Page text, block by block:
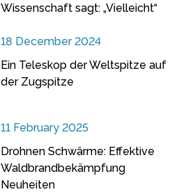
Wissenschaft sagt: „Vielleicht“
18 December 2024
Ein Teleskop der Weltspitze auf
der Zugspitze
11 February 2025
Drohnen Schwärme: Effektive
Waldbrandbekämpfung
Neuheiten